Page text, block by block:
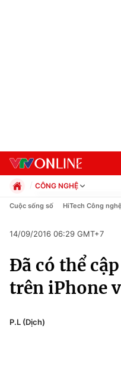
Chính trị
CÔNG NGHỆ
Chính trị
Pháp luật
Thể thao
Truyền hình
Văn hóa - Giải trí
Đời sống
Cuộc sống số HiTech Công
14/09/2016 06:29 GMT+7
Đã có thể
trên iPhone
P.L (Dịch)